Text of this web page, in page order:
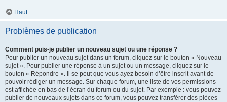
Haut
Problèmes de publication
Comment puis-je publier un nouveau sujet ou une réponse ?
Pour publier un nouveau sujet dans un forum, cliquez sur le bouton « Nouveau
sujet ». Pour publier une réponse à un sujet ou un message, cliquez sur le
bouton « Répondre ». Il se peut que vous ayez besoin d’être inscrit avant de
pouvoir rédiger un message. Sur chaque forum, une liste de vos permissions
est affichée en bas de l’écran du forum ou du sujet. Par exemple : vous pouvez
publier de nouveaux sujets dans ce forum, vous pouvez transférer des pièces